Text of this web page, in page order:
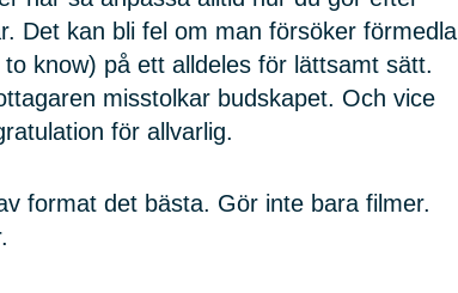
Det kan bli fel om man försöker förmedla
know) på ett alldeles för lättsamt sätt.
misstolkar budskapet. Och vice
för allvarlig.
format det bästa. Gör inte bara filmer.